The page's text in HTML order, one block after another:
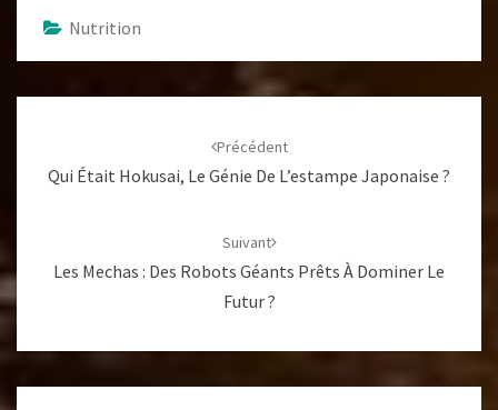
Nutrition
Précédent
Qui Était Hokusai, Le Génie De L’estampe Japonaise ?
Suivant
Les Mechas : Des Robots Géants Prêts À Dominer Le
Futur ?